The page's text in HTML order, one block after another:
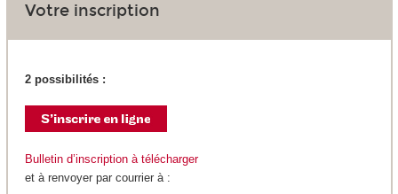
Votre inscription
2 possibilités :
Bulletin d’inscription à télécharger
et à renvoyer par courrier à :